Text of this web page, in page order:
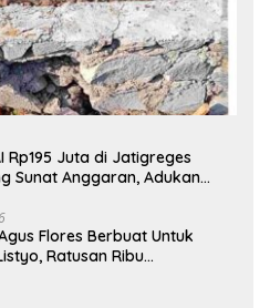
Rp195 Juta di Jatigreges
Sunat Anggaran, Adukan
Flores Berbuat Untuk
Ratusan Ribu